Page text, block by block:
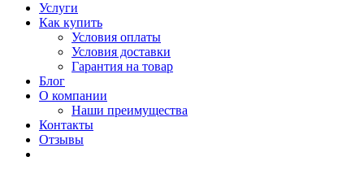
Услуги
Как купить
Условия оплаты
Условия доставки
Гарантия на товар
Блог
О компании
Наши преимущества
Контакты
Отзывы